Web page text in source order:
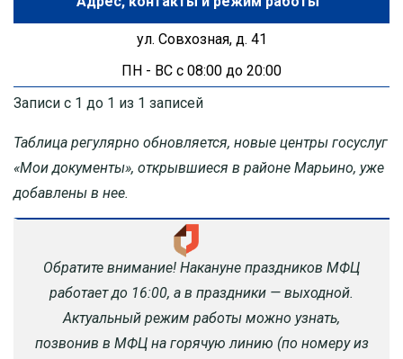
ул. Совхозная, д. 41
ПН - ВС с 08:00 до 20:00
Записи с 1 до 1 из 1 записей
Таблица регулярно обновляется, новые центры госуслуг
«Мои документы», открывшиеся в районе Марьино, уже
добавлены в нее.
Обратите внимание! Накануне праздников МФЦ
работает до 16:00, а в праздники — выходной.
Актуальный режим работы можно узнать,
позвонив в МФЦ на горячую линию (по номеру из
ЧЕХОВ